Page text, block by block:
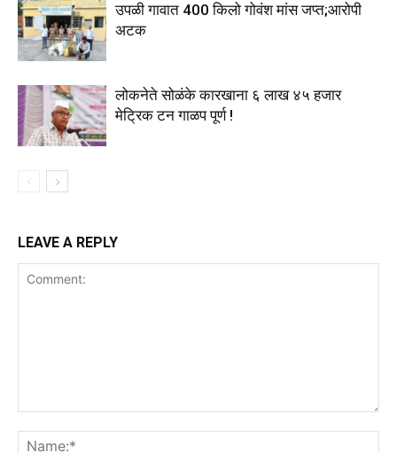
उपळी गावात 400 किलो गोवंश मांस जप्त;आरोपी
अटक
लोकनेते सोळंके कारखाना ६ लाख ४५ हजार
मेट्रिक टन गाळप पूर्ण !
LEAVE A REPLY